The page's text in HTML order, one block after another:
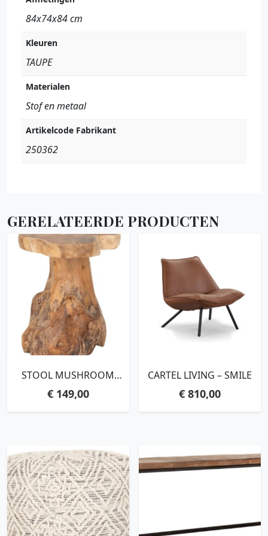
84x74x84 cm
Kleuren
TAUPE
Materialen
Stof en metaal
Artikelcode Fabrikant
250362
GERELATEERDE PRODUCTEN
STOOL MUSHROOM
TEAKWOOD ROOTS
€149,00
CARTEL LIVING – SMILE
€ 810,00